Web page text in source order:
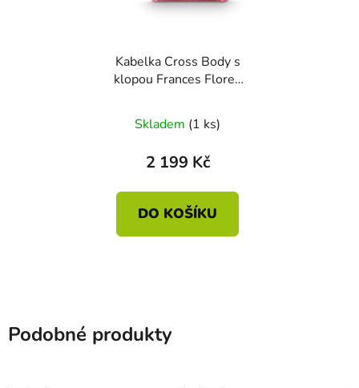
Kabelka Cross Body s
klopou Frances Flores
21.5cm
Skladem (1 ks)
2 199 Kč
DO KOŠÍKU
Podobné produkty